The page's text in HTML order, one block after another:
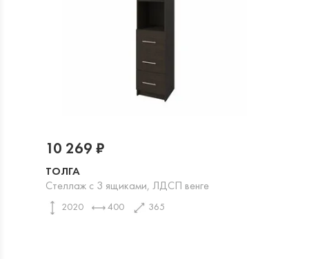
ТОЛГА
Стеллаж с 3 ящиками, ЛДСП венге
2020 400 365
10 269 ₽